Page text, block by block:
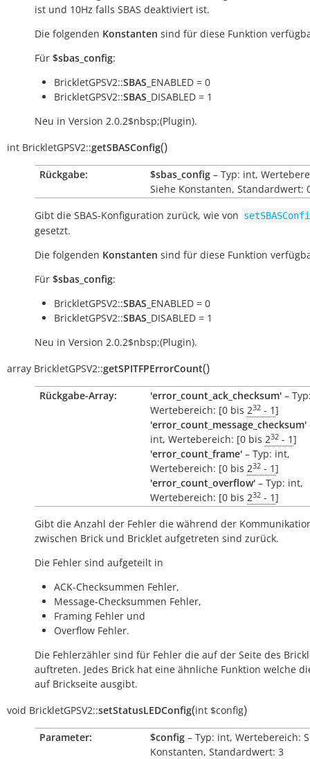
ist und 10Hz falls SBAS deaktiviert ist.
Die folgenden Konstanten sind für diese Funktion
Für $sbas_config:
BrickletGPSV2::SBAS _ENABLED = 0
BrickletGPSV2::SBAS _DISABLED = 1
Neu in Version 2.0.2$nbsp;(Plugin).
int BrickletGPSV2::getSBASConfig()
Rückgabe: $sbas_config – Typ: int,
Siehe Konstanten, Standardwert:
Gibt die SBAS-Konfiguration zurück, wie von
gesetzt.
Die folgenden Konstanten sind für diese Funktion
Für $sbas_config:
BrickletGPSV2::SBAS _ENABLED = 0
BrickletGPSV2::SBAS _DISABLED = 1
Neu in Version 2.0.2$nbsp;(Plugin).
array BrickletGPSV2::getSPITFPErrorCount()
Rückgabe-Array: 'error_count_ack_checksum' –
Wertebereich: [0 bis 232 - 1]
'error_count_message_checksum'
int, Wertebereich: [0 bis 232 - 1]
'error_count_frame' – Typ: int,
Wertebereich: [0 bis 232 - 1]
'error_count_overflow' – Typ: int,
Wertebereich: [0 bis 232 - 1]
Gibt die Anzahl der Fehler die während der
zwischen Brick und Bricklet aufgetreten sind zurück.
Die Fehler sind aufgeteilt in
ACK-Checksummen Fehler,
Message-Checksummen Fehler,
Framing Fehler und
Overflow Fehler.
Die Fehlerzähler sind für Fehler die auf der Seite des
auftreten. Jedes Brick hat eine ähnliche Funktion welche
auf Brickseite ausgibt.
void BrickletGPSV2::setStatusLEDConfig(int $config)
Parameter: $config – Typ: int, Wertebereich:
Konstanten, Standardwert: 3